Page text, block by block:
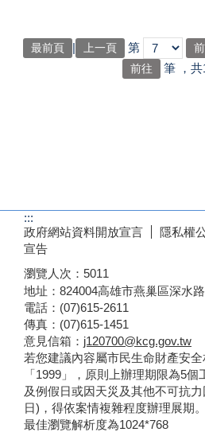
最前頁 | 上一頁 第
筆 ，
:::
政府網站資料開放宣言
隱私權
宣告
瀏覽人次： 5011
地址：824004高雄市燕巢區深水
電話：(07)615-2611
傳真：(07)615-1451
意見信箱： j120700@kcg.gov.tw
若您建議內容屬市民生命財產安
「1999」，原則上辦理期限為5
及例假日或因天災及其他不可抗
日)，得依案情複雜程度辦理展期。
最佳瀏覽解析度為1024*768